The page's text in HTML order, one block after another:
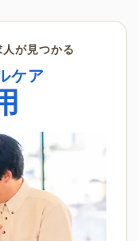
が見つかる
ケア